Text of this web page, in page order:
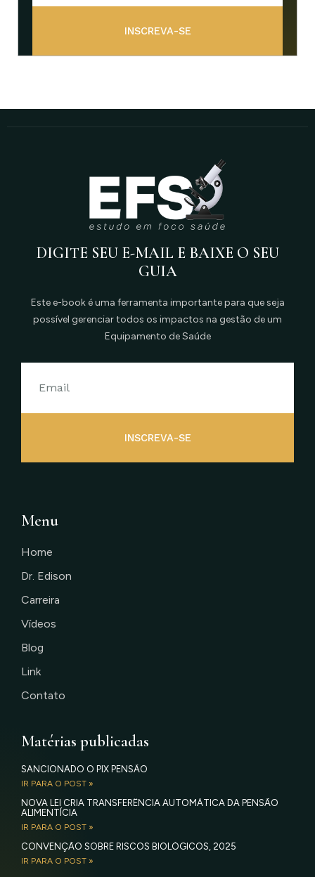
INSCREVA-SE
DIGITE SEU E-MAIL E BAIXE O SEU
GUIA
Este e-book é uma ferramenta importante para que seja
possível gerenciar todos os impactos na gestão de um
Equipamento de Saúde
INSCREVA-SE
Menu
Home
Dr. Edison
Carreira
Vídeos
Blog
Link
Contato
Matérias publicadas
SANCIONADO O PIX PENSÃO
IR PARA O POST »
NOVA LEI CRIA TRANSFERÊNCIA AUTOMÁTICA DA PENSÃO
ALIMENTÍCIA
IR PARA O POST »
CONVENÇÃO SOBRE RISCOS BIOLÓGICOS, 2025
IR PARA O POST »